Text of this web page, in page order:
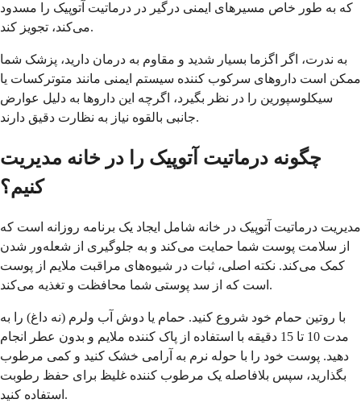
که به طور خاص مسیرهای ایمنی درگیر در درماتیت آتوپیک را مسدود
می‌کند، تجویز کند.
به ندرت، اگر اگزما بسیار شدید و مقاوم به درمان دارید، پزشک شما
ممکن است داروهای سرکوب کننده سیستم ایمنی مانند متوترکسات یا
سیکلوسپورین را در نظر بگیرد، اگرچه این داروها به دلیل عوارض
جانبی بالقوه نیاز به نظارت دقیق دارند.
چگونه درماتیت آتوپیک را در خانه مدیریت
کنیم؟
مدیریت درماتیت آتوپیک در خانه شامل ایجاد یک برنامه روزانه است که
از سلامت پوست شما حمایت می‌کند و به جلوگیری از شعله‌ور شدن
کمک می‌کند. نکته اصلی، ثبات در شیوه‌های مراقبت ملایم از پوست
است که از سد پوستی شما محافظت و تغذیه می‌کند.
با روتین حمام خود شروع کنید. حمام یا دوش آب ولرم (نه داغ) را به
مدت 10 تا 15 دقیقه با استفاده از پاک کننده ملایم و بدون عطر انجام
دهید. پوست خود را با حوله نرم به آرامی خشک کنید و کمی مرطوب
بگذارید، سپس بلافاصله یک مرطوب کننده غلیظ برای حفظ رطوبت
استفاده کنید.